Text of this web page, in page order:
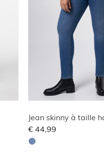
Jean skinny à taille
€ 44,99